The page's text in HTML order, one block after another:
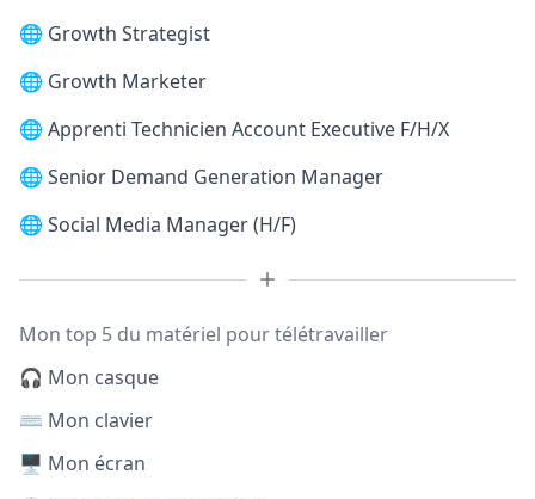
🌐 Growth Strategist
🌐 Growth Marketer
🌐 Apprenti Technicien Account Executive F/H/X
🌐 Senior Demand Generation Manager
🌐 Social Media Manager (H/F)
Mon top 5 du matériel pour télétravailler
🎧 Mon casque
⌨️ Mon clavier
🖥️ Mon écran